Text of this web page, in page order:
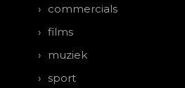
commercials
films
muziek
sport